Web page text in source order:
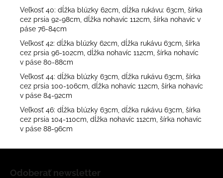
Veľkosť 40: dĺžka blúzky 62cm, dĺžka rukávu: 63cm, šírka
cez prsia 92-98cm, dĺžka nohavíc 112cm, šírka nohavíc v
páse 76-84cm
Veľkosť 42: dĺžka blúzky 62cm, dĺžka rukávu 63cm, šírka
cez prsia 96-102cm, dĺžka nohavíc 112cm, šírka nohavíc
v páse 80-88cm
Veľkosť 44: dĺžka blúzky 63cm, dĺžka rukávu 63cm, šírka
cez prsia 100-106cm, dĺžka nohavíc 112cm, šírka nohavíc
v páse 84-92cm
Veľkosť 46: dĺžka blúzky 63cm, dĺžka rukávu 63cm, šírka
cez prsia 104-110cm, dĺžka nohavíc 112cm, šírka nohavíc
v páse 88-96cm
Odoberať newsletter